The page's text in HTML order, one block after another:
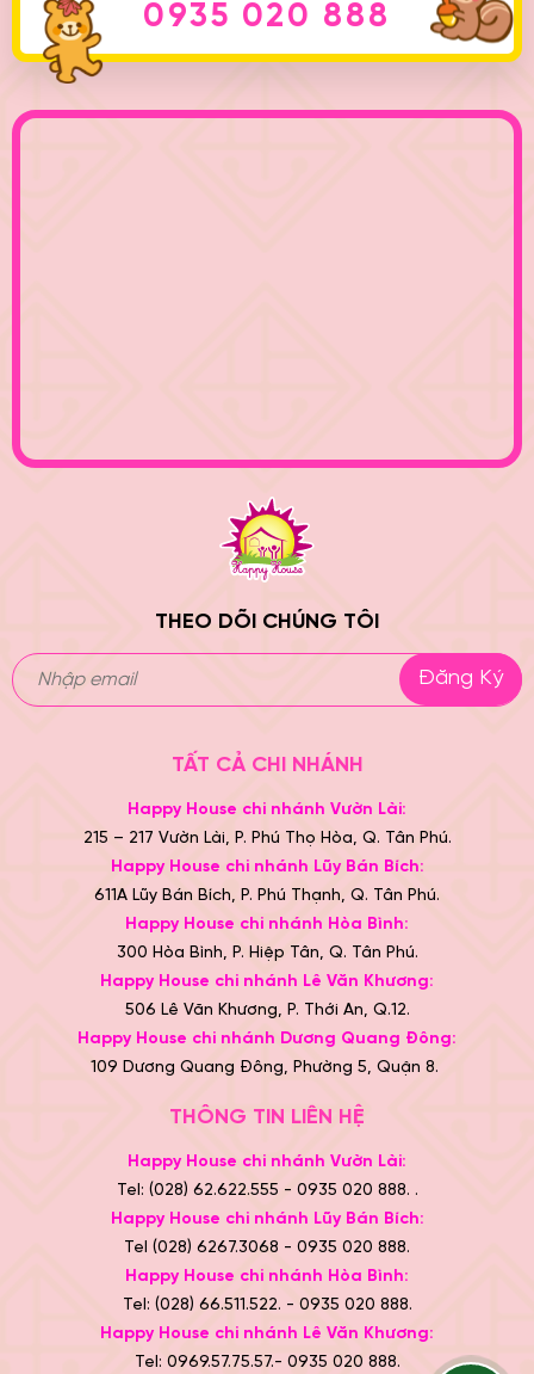
0935 020 888
THEO DÕI CHÚNG TÔI
Đăng Ký
TẤT CẢ CHI NHÁNH
Happy House chi nhánh Vườn Lài:
215 – 217 Vườn Lài, P. Phú Thọ Hòa, Q. Tân Phú.
Happy House chi nhánh Lũy Bán Bích:
611A Lũy Bán Bích, P. Phú Thạnh, Q. Tân Phú.
Happy House chi nhánh Hòa Bình:
300 Hòa Bình, P. Hiệp Tân, Q. Tân Phú.
Happy House chi nhánh Lê Văn Khương:
506 Lê Văn Khương, P. Thới An, Q.12.
Happy House chi nhánh Dương Quang Đông:
109 Dương Quang Đông, Phường 5, Quận 8.
THÔNG TIN LIÊN HỆ
Happy House chi nhánh Vườn Lài:
Tel: (028) 62.622.555 - 0935 020 888. .
Happy House chi nhánh Lũy Bán Bích:
Tel (028) 6267.3068 - 0935 020 888.
Happy House chi nhánh Hòa Bình:
Tel: (028) 66.511.522. - 0935 020 888.
Happy House chi nhánh Lê Văn Khương:
Tel: 0969.57.75.57.- 0935 020 888.